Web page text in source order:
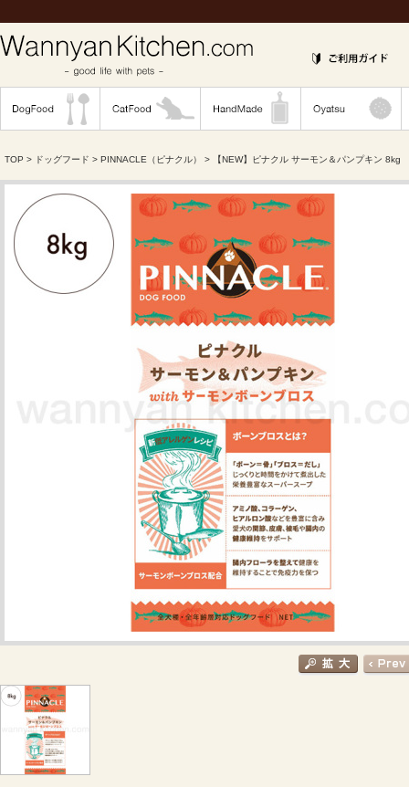
TOP > ドッグフード > PINNACLE（ピナクル） > 【NEW】ピナクル サーモン＆パンプキン 8kg